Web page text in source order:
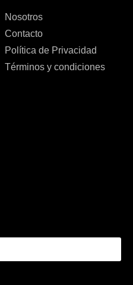
Nosotros
Contacto
Política de Privacidad
Términos y condiciones